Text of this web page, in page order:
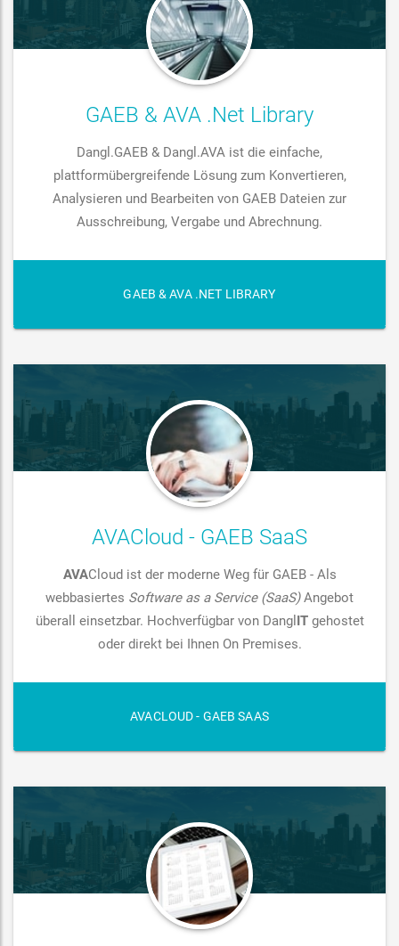
GAEB & AVA .Net Library
Dangl.GAEB & Dangl.AVA ist die einfache,
plattformübergreifende Lösung zum Konvertieren,
Analysieren und Bearbeiten von GAEB Dateien zur
Ausschreibung, Vergabe und Abrechnung.
GAEB & AVA .NET LIBRARY
AVACloud - GAEB SaaS
AVACloud ist der moderne Weg für GAEB - Als
webbasiertes Software as a Service (SaaS)Angebot
überall einsetzbar. Hochverfügbar von Dangl ITgehostet
oder direkt bei Ihnen On Premises.
AVACLOUD - GAEB SAAS